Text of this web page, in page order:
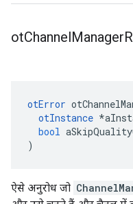
otChannelManager
otError
otInstance *
bool
)
ऐसे अनुरोध जो